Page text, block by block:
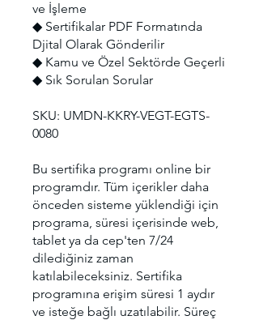
ve İşleme
◆ Sertifikalar PDF Formatında
Djital Olarak Gönderilir
◆ Kamu ve Özel Sektörde Geçerli
◆ Sık Sorulan Sorular
SKU: UMDN-KKRY-VEGT-EGTS-
0080
Bu sertifika programı online bir
programdır. Tüm içerikler daha
önceden sisteme yüklendiği için
programa, süresi içerisinde web,
tablet ya da cep'ten 7/24
dilediğiniz zaman
katılabileceksiniz. Sertifika
programına erişim süresi 1 aydır
ve isteğe bağlı uzatılabilir. Süreç